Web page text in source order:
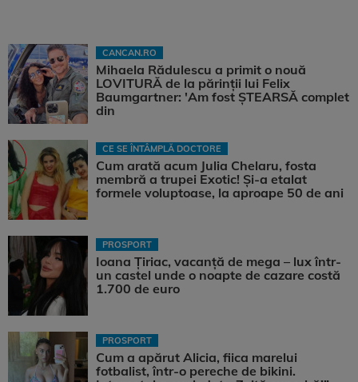
CANCAN.RO
Mihaela Rădulescu a primit o nouă
LOVITURĂ de la părinții lui Felix
Baumgartner: 'Am fost ȘTEARSĂ complet
din
CE SE ÎNTÂMPLĂ DOCTORE
Cum arată acum Julia Chelaru, fosta
membră a trupei Exotic! Și-a etalat
formele voluptoase, la aproape 50 de ani
PROSPORT
Ioana Țiriac, vacanță de mega – lux într-
un castel unde o noapte de cazare costă
1.700 de euro
PROSPORT
Cum a apărut Alicia, fiica marelui
fotbalist, într-o pereche de bikini.